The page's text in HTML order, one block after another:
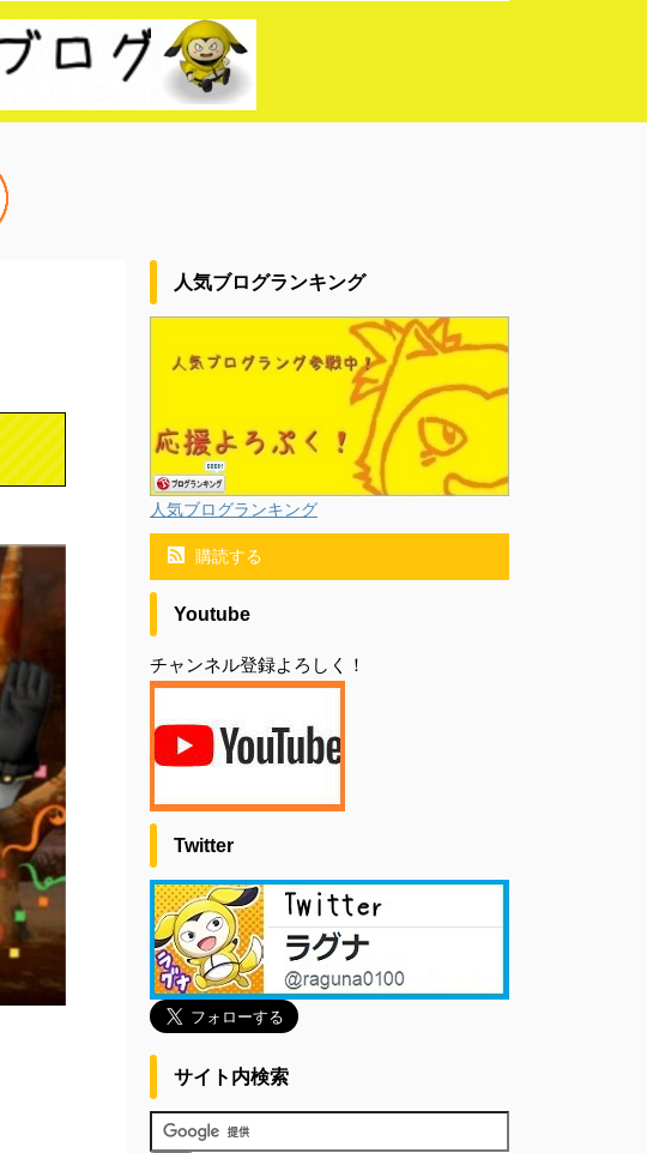
人気ブログランキング
人気ブログランキング
購読する
Youtube
チャンネル登録よろしく！
Twitter
サイト内検索